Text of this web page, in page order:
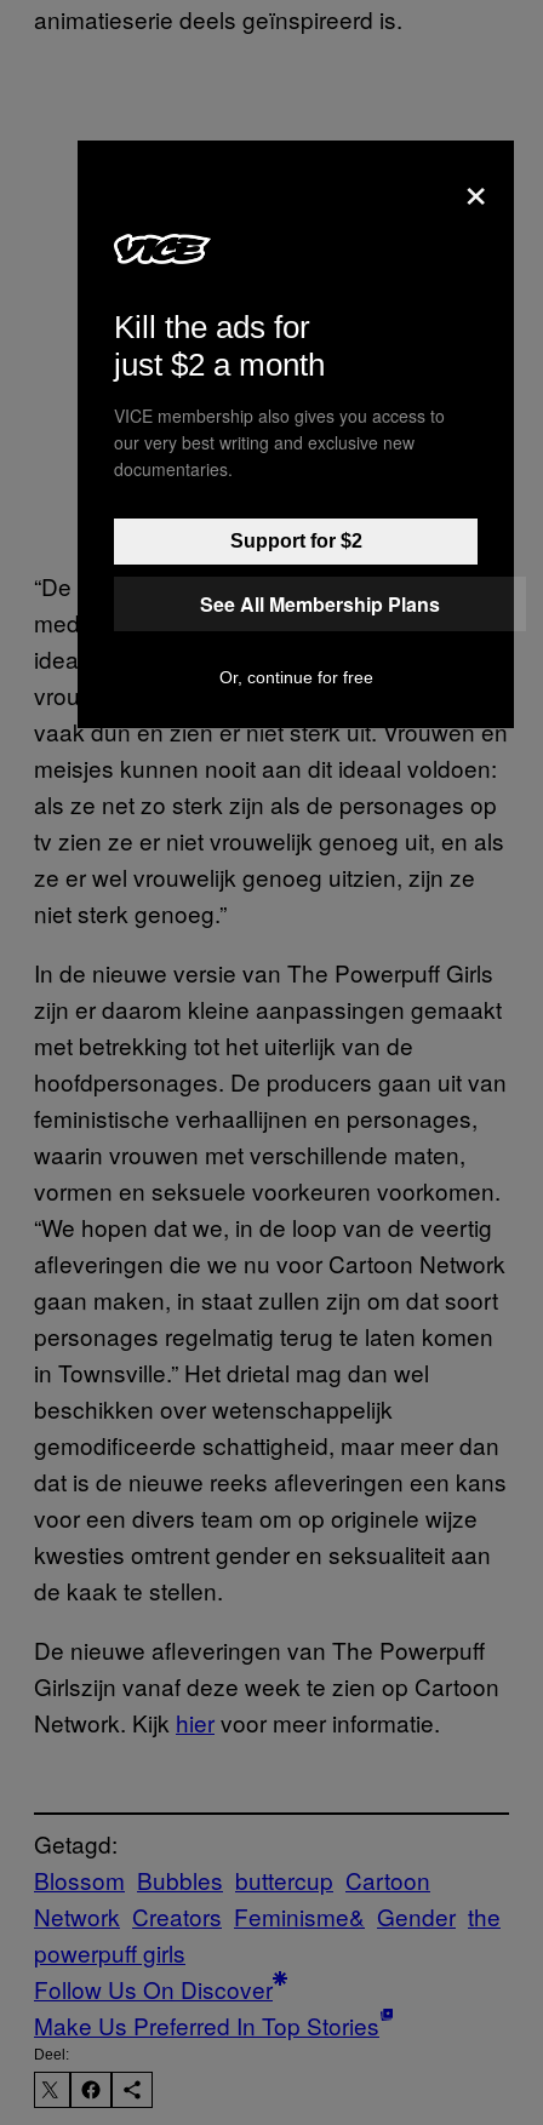
animatieserie deels geïnspireerd is.
“De wijze waarop girlpower-iconen in de
media worden gepresenteerd is vaak
idealistisch. Ze belichamen geen echte
vrouwelijke kracht,” schrijft Hains. “Ze zijn
vaak dun en zien er niet sterk uit. Vrouwen en
meisjes kunnen nooit aan dit ideaal voldoen:
als ze net zo sterk zijn als de personages op
tv zien ze er niet vrouwelijk genoeg uit, en als
ze er wel vrouwelijk genoeg uitzien, zijn ze
niet sterk genoeg.”
In de nieuwe versie van The Powerpuff Girls
zijn er daarom kleine aanpassingen gemaakt
met betrekking tot het uiterlijk van de
hoofdpersonages. De producers gaan uit van
feministische verhaallijnen en personages,
waarin vrouwen met verschillende maten,
vormen en seksuele voorkeuren voorkomen.
“We hopen dat we, in de loop van de veertig
afleveringen die we nu voor Cartoon Network
gaan maken, in staat zullen zijn om dat soort
personages regelmatig terug te laten komen
in Townsville.” Het drietal mag dan wel
beschikken over wetenschappelijk
gemodificeerde schattigheid, maar meer dan
dat is de nieuwe reeks afleveringen een kans
voor een divers team om op originele wijze
kwesties omtrent gender en seksualiteit aan
de kaak te stellen.
De nieuwe afleveringen van The Powerpuff
Girlszijn vanaf deze week te zien op Cartoon
Network. Kijk hiervoor meer informatie.
Getagd:
Blossom Bubbles buttercup Cartoon
Network Creators Feminisme& Gender the
powerpuff girls
Follow Us On Discover
Make Us Preferred In Top Stories
Deel:
×
Kill the ads for
just $2 a month
VICE membership also gives you access to
our very best writing and exclusive new
documentaries.
Support for $2
See All Membership Plans
Or, continue for free